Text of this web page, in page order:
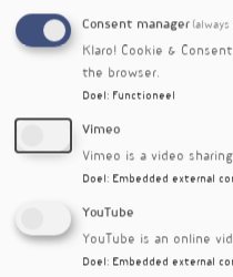
voedingsnormen, de
en supplementen met
Gedurende de dag
inspirerende
en een happy hour.
vroegboekkorting!
Expo Houten BV
Meidoornkade 24
Consent manager
Klaro! Cookie &
the browser.
Doel : Functioneel
Vimeo
Vimeo is a video
Doel : Embedded external
YouTube
YouTube is an online
Doel : Embedded external